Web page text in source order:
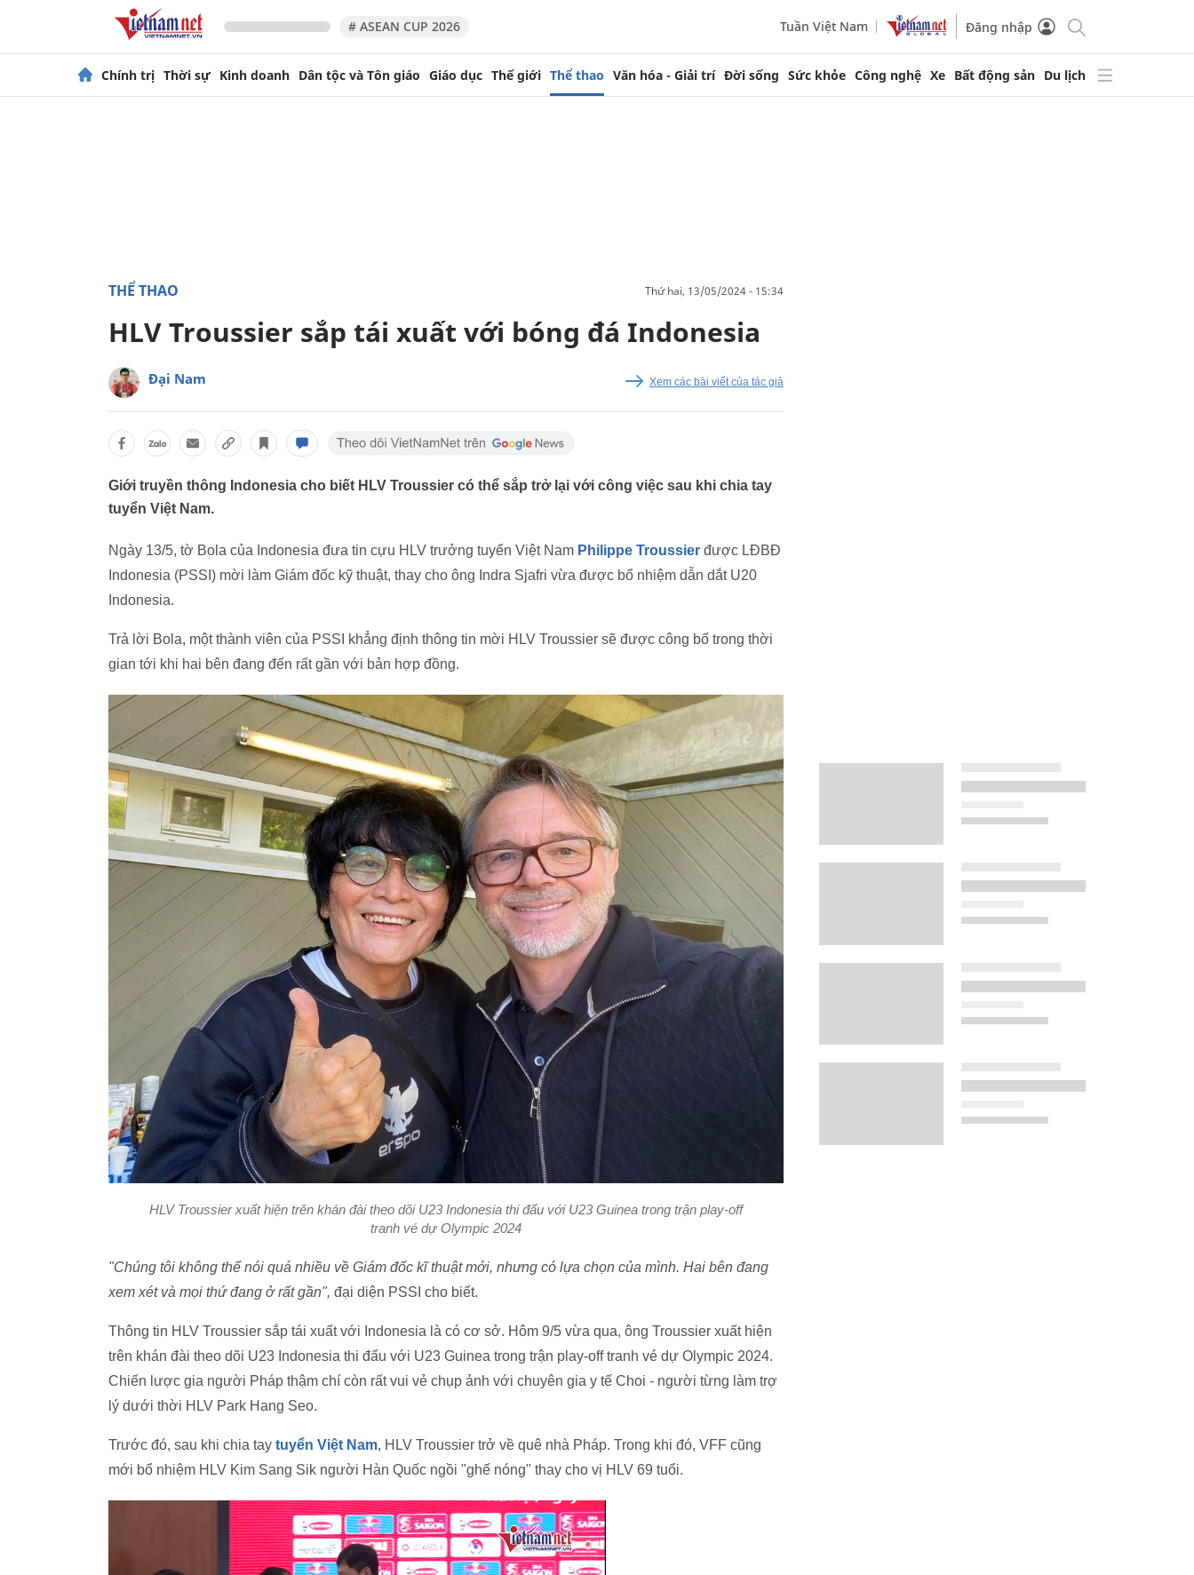
# ASEAN CUP 2026 Tuần Việt Nam Đăng nhập
Chính trị Thời sự Kinh doanh Dân tộc và Tôn giáo Giáo dục Thế giới Thể thao Văn hóa - Giải trí Đời sống Sức khỏe Công nghệ Xe Bất động sản Du lịch
THỂ THAO thứ hai, 13/05/2024 - 15:34
HLV Troussier sắp tái xuất với bóng đá Indonesia
Đại Nam Xem các bài viết của tác giả
Giới truyền thông Indonesia cho biết HLV Troussier có thể sắp trở lại với công việc sau khi chia tay
tuyển Việt Nam.
Ngày 13/5, tờ Bola của Indonesia đưa tin cựu HLV trưởng tuyển Việt Nam Philippe Troussier được LĐBĐ
Indonesia (PSSI) mời làm Giám đốc kỹ thuật, thay cho ông Indra Sjafri vừa được bổ nhiệm dẫn dắt U20
Indonesia.
Trả lời Bola, một thành viên của PSSI khẳng định thông tin mời HLV Troussier sẽ được công bố trong thời
gian tới khi hai bên đang đến rất gần với bản hợp đồng.
HLV Troussier xuất hiện trên khán đài theo dõi U23 Indonesia thi đấu với U23 Guinea trong trận play-off
tranh vé dự Olympic 2024
"Chúng tôi không thể nói quá nhiều về Giám đốc kĩ thuật mới, nhưng có lựa chọn của mình. Hai bên đang
xem xét và mọi thứ đang ở rất gần", đại diện PSSI cho biết.
Thông tin HLV Troussier sắp tái xuất với Indonesia là có cơ sở. Hôm 9/5 vừa qua, ông Troussier xuất hiện
trên khán đài theo dõi U23 Indonesia thi đấu với U23 Guinea trong trận play-off tranh vé dự Olympic 2024.
Chiến lược gia người Pháp thậm chí còn rất vui vẻ chụp ảnh với chuyên gia y tế Choi - người từng làm trợ
lý dưới thời HLV Park Hang Seo.
Trước đó, sau khi chia tay tuyển Việt Nam, HLV Troussier trở về quê nhà Pháp. Trong khi đó, VFF cũng
mới bổ nhiệm HLV Kim Sang Sik người Hàn Quốc ngồi "ghế nóng" thay cho vị HLV 69 tuổi.